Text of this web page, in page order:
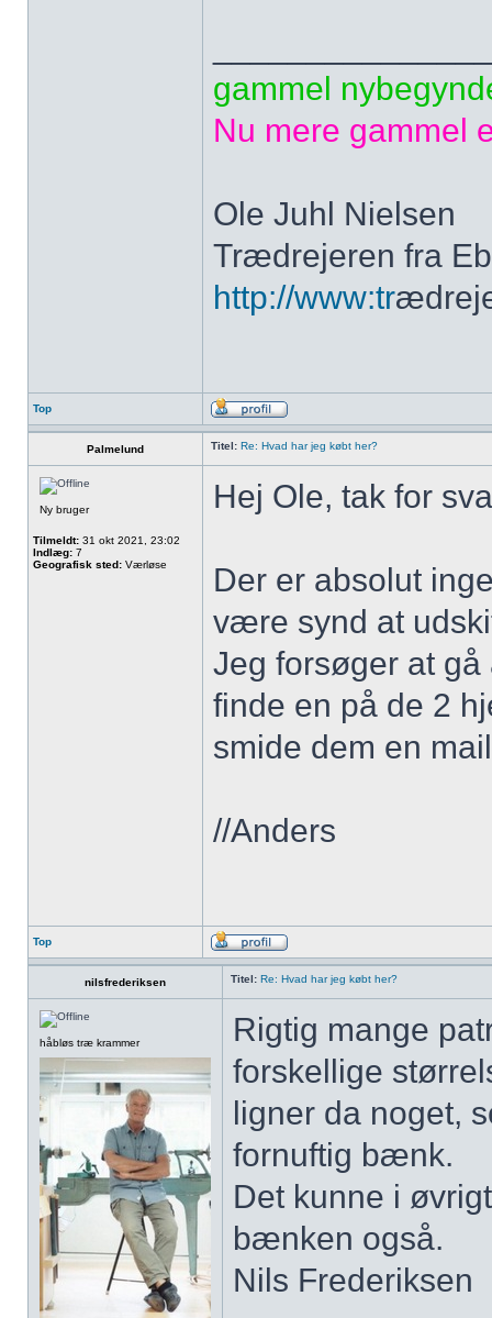
gammel
Nu mere gammel
Ole Juhl Nielsen
Trædrejeren fra
http://www:tr
Top
Palmelund Titel: Re: Hvad har jeg købt her?
Ny bruger
Tilmeldt: 31 okt 2021, 23:02
Indlæg: 7
Geografisk sted: Værløse
Hej Ole, tak for
Der er absolut
være synd at
Jeg forsøger at
finde en på de 2
smide dem en
//Anders
Top
nilsfrederiksen Titel: Re: Hvad har jeg købt her?
håbløs træ krammer
Rigtig mange
forskellige
ligner da noget,
fornuftig bænk.
Det kunne i
bænken også.
Nils Frederiksen